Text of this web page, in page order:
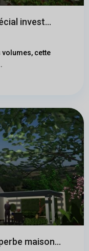
invest...
volumes, cette
maison...